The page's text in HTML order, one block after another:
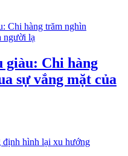
giàu: Chi hàng
sự vắng mặt của